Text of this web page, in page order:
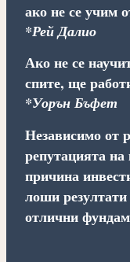
ако не се учим
*Рей Далио
Ако не се
спите, ще
*Уорън Бъфет
Независимо от
репутацията
причина
лоши
отлични